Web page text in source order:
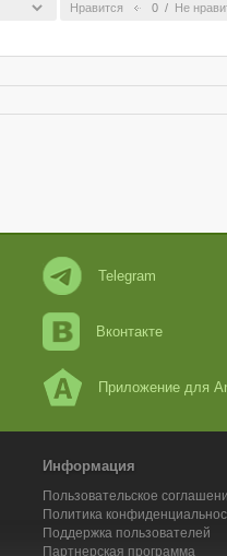
Нравится 0 / Не
Telegram
Вконтакте
Приложение для
Информация
Пользовательское
Политика
Поддержка пользователей
Партнерская программа